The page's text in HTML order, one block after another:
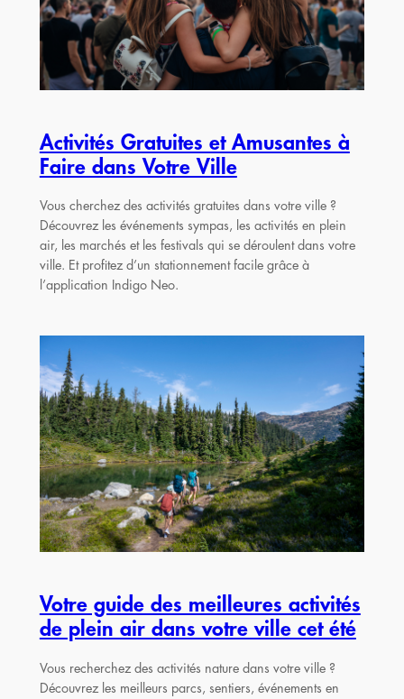
Activités Gratuites et Amusantes à
Faire dans Votre Ville
Vous cherchez des activités gratuites dans votre ville ?
Découvrez les événements sympas, les activités en plein
air, les marchés et les festivals qui se déroulent dans votre
ville. Et profitez d’un stationnement facile grâce à
l’application Indigo Neo.
Votre guide des meilleures activités
de plein air dans votre ville cet été
Vous recherchez des activités nature dans votre ville ?
Découvrez les meilleurs parcs, sentiers, événements en